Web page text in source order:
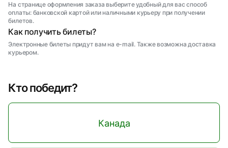
На странице оформления заказа выберите удобный для вас способ
оплаты: банковской картой или наличными курьеру при получении
билетов.
Как получить билеты?
Электронные билеты придут вам на e-mail. Также возможна доставка
курьером.
Кто победит?
Канада